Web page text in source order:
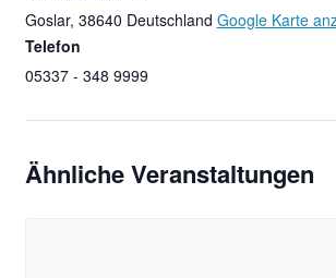
Goslar, 38640 Deutschland Google Karte
Telefon
05337 - 348 9999
Ähnliche Veranstaltungen